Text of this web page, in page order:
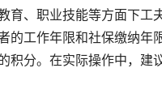
育、职业技能等方面下工
的工作年限和社保缴纳
积分。在实际操作中，建